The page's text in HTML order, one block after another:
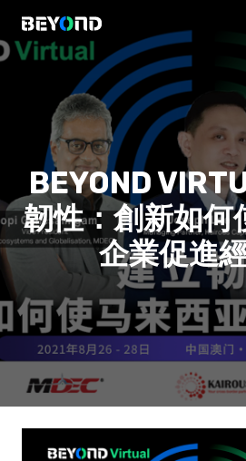
議程安排
直播
BEYOND
韌性：創新如何
企業促進